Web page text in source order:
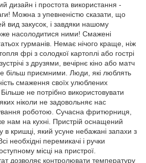
дизайн і простота використання -
Можна з упевненістю сказати, що
вид закусок, і завдяки нашому
насолодитися ними! Смажені
гурманів. Немає нічого краще, ніж
фрі з солодкої картоплі або гострі
з друзями, вечірнє кіно або матч
більш приємними. Люди, які люблять
смаження своїх улюблених
не потрібно використовувати
яких ніколи не задовольняє нас
роботою. Сучасна фритюрниця,
нам на кухні. Пристрій оснащений
в кришці, який усуне небажані запахи з
необхідні перемикачі і ручки
місці на пристрої.
дозволяє контролювати температуру